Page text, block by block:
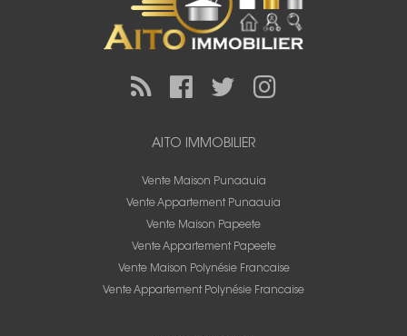
AITO IMMOBILIER
Vente Maison Punaauia
Vente Appartement Punaauia
Vente Maison Papeete
Vente Appartement Papeete
Vente Maison Polynésie Francaise
Vente Appartement Polynésie Francaise